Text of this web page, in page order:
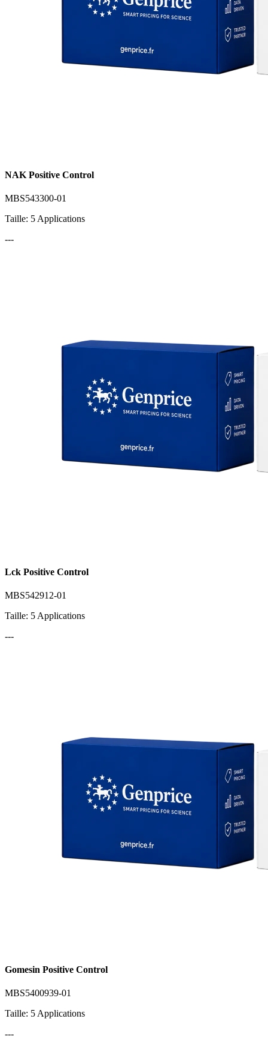
NAK Positive Control
MBS543300-01
Taille: 5 Applications
---
Lck Positive Control
MBS542912-01
Taille: 5 Applications
---
Gomesin Positive Control
MBS5400939-01
Taille: 5 Applications
---